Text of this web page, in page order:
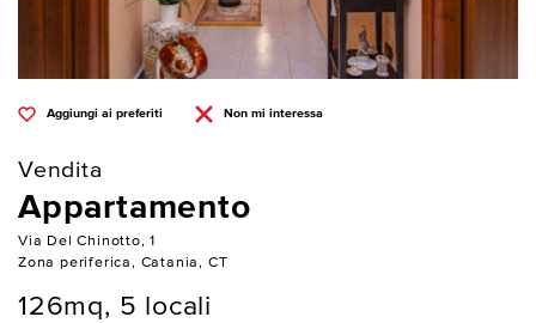
Aggiungi ai preferiti Non mi interessa
Vendita
Appartamento
Via Del Chinotto, 1
Zona periferica, Catania, CT
126mq, 5 locali